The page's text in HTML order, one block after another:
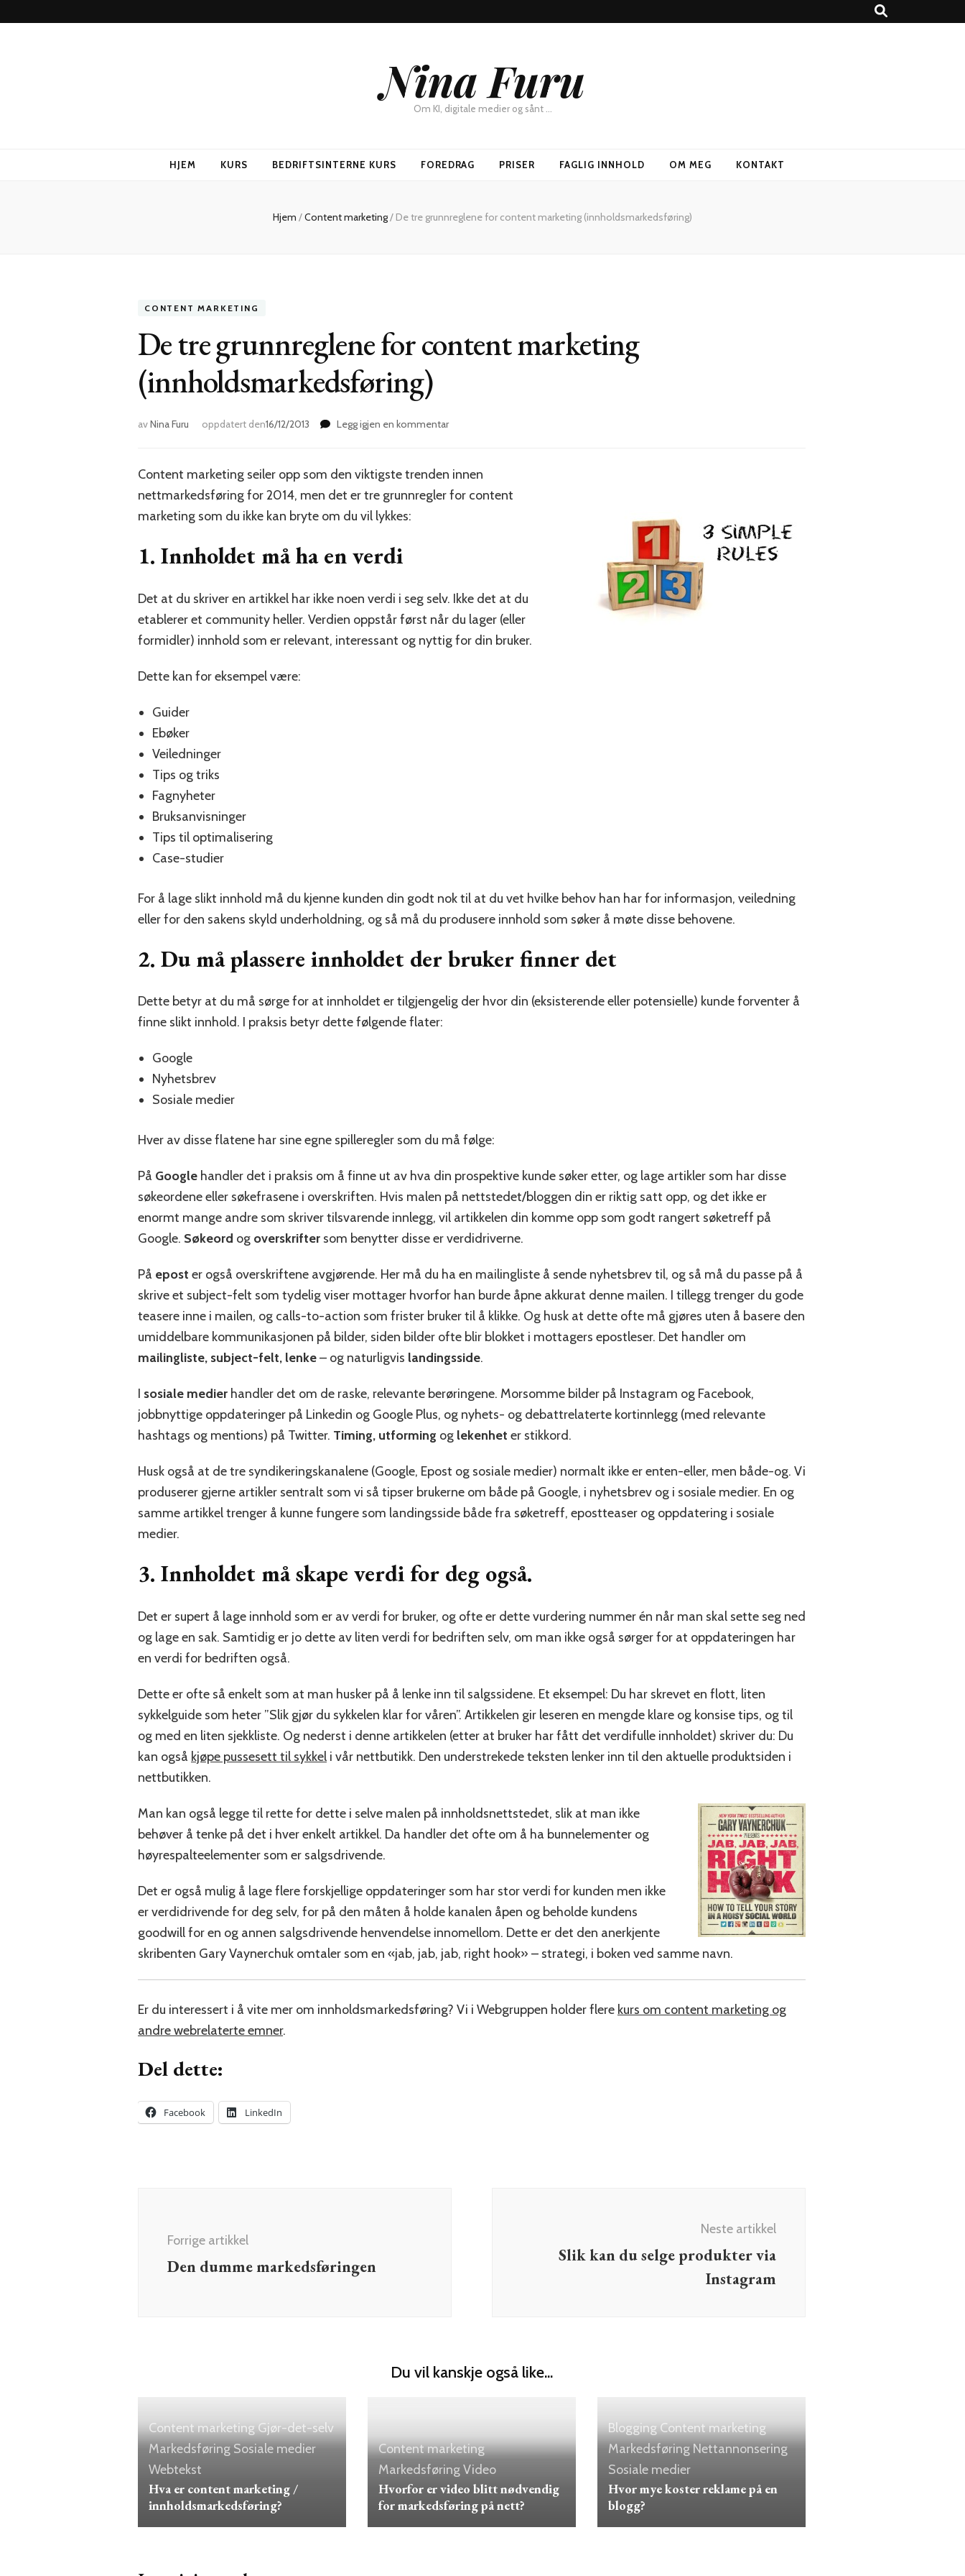
Nina Furu
Om KI, digitale medier og sånt …
HJEM KURS BEDRIFTSINTERNE KURS FOREDRAG PRISER FAGLIG INNHOLD OM MEG KONTAKT
Hjem /Content marketing/ De tre grunnreglene for content marketing (innholdsmarkedsføring)
CONTENT MARKETING
De tre grunnreglene for content marketing
(innholdsmarkedsføring)
avNina Furu oppdatert den16/12/2013 Legg igjen en kommentartil
grunnreglene
content
Content marketing seiler opp som den viktigste trenden innen
nettmarkedsføring for 2014, men det er tre grunnregler for content
marketing som du ikke kan bryte om du vil lykkes:
1. Innholdet må ha en verdi
Det at du skriver en artikkel har ikke noen verdi i seg selv. Ikke det at du
etablerer et community heller. Verdien oppstår først når du lager (eller
formidler) innhold som er relevant, interessant og nyttig for din bruker.
Dette kan for eksempel være:
Guider
Ebøker
Veiledninger
Tips og triks
Fagnyheter
Bruksanvisninger
Tips til optimalisering
Case-studier
For å lage slikt innhold må du kjenne kunden din godt nok til at du vet hvilke behov han har for informasjon, veiledning
eller for den sakens skyld underholdning, og så må du produsere innhold som søker å møte disse behovene.
2. Du må plassere innholdet der bruker finner det
Dette betyr at du må sørge for at innholdet er tilgjengelig der hvor din (eksisterende eller potensielle) kunde forventer å
finne slikt innhold. I praksis betyr dette følgende flater:
Google
Nyhetsbrev
Sosiale medier
Hver av disse flatene har sine egne spilleregler som du må følge:
På Google handler det i praksis om å finne ut av hva din prospektive kunde søker etter, og lage artikler som har disse
søkeordene eller søkefrasene i overskriften. Hvis malen på nettstedet/bloggen din er riktig satt opp, og det ikke er
enormt mange andre som skriver tilsvarende innlegg, vil artikkelen din komme opp som godt rangert søketreff på
Google. Søkeord og overskrifter som benytter disse er verdidriverne.
På epost er også overskriftene avgjørende. Her må du ha en mailingliste å sende nyhetsbrev til, og så må du passe på å
skrive et subject-felt som tydelig viser mottager hvorfor han burde åpne akkurat denne mailen. I tillegg trenger du gode
teasere inne i mailen, og calls-to-action som frister bruker til å klikke. Og husk at dette ofte må gjøres uten å basere den
umiddelbare kommunikasjonen på bilder, siden bilder ofte blir blokket i mottagers epostleser. Det handler om
mailingliste, subject-felt, lenke– og naturligvis landingsside.
I sosiale medier handler det om de raske, relevante berøringene. Morsomme bilder på Instagram og Facebook,
jobbnyttige oppdateringer på Linkedin og Google Plus, og nyhets- og debattrelaterte kortinnlegg (med relevante
hashtags og mentions) på Twitter. Timing, utforming og lekenhet er stikkord.
Husk også at de tre syndikeringskanalene (Google, Epost og sosiale medier) normalt ikke er enten-eller, men både-og. Vi
produserer gjerne artikler sentralt som vi så tipser brukerne om både på Google, i nyhetsbrev og i sosiale medier. En og
samme artikkel trenger å kunne fungere som landingsside både fra søketreff, epostteaser og oppdatering i sosiale
medier.
3. Innholdet må skape verdi for deg også.
Det er supert å lage innhold som er av verdi for bruker, og ofte er dette vurdering nummer én når man skal sette seg ned
og lage en sak. Samtidig er jo dette av liten verdi for bedriften selv, om man ikke også sørger for at oppdateringen har
en verdi for bedriften også.
Dette er ofte så enkelt som at man husker på å lenke inn til salgssidene. Et eksempel: Du har skrevet en flott, liten
sykkelguide som heter ”Slik gjør du sykkelen klar for våren”. Artikkelen gir leseren en mengde klare og konsise tips, og til
og med en liten sjekkliste. Og nederst i denne artikkelen (etter at bruker har fått det verdifulle innholdet) skriver du: Du
kan også kjøpe pussesett til sykkel i vår nettbutikk. Den understrekede teksten lenker inn til den aktuelle produktsiden i
nettbutikken.
Man kan også legge til rette for dette i selve malen på innholdsnettstedet, slik at man ikke
behøver å tenke på det i hver enkelt artikkel. Da handler det ofte om å ha bunnelementer og
høyrespalteelementer som er salgsdrivende.
Det er også mulig å lage flere forskjellige oppdateringer som har stor verdi for kunden men ikke
er verdidrivende for deg selv, for på den måten å holde kanalen åpen og beholde kundens
goodwill for en og annen salgsdrivende henvendelse innomellom. Dette er det den anerkjente
skribenten Gary Vaynerchuk omtaler som en «jab, jab, jab, right hook» – strategi, i boken ved samme navn.
Er du interessert i å vite mer om innholdsmarkedsføring? Vi i Webgruppen holder flere kurs om content marketing og
andre webrelaterte emner.
Del dette:
Facebook LinkedIn
Forrige artikkel
Den dumme markedsføringen
Neste artikkel
Slik kan du selge produkter via
Instagram
Du vil kanskje også like...
Content marketingGjør-det-selv
Markedsføring Sosiale medier
Webtekst
Hva er content marketing /
innholdsmarkedsføring?
Content marketing
MarkedsføringVideo
Hvorfor er video blitt nødvendig
for markedsføring på nett?
BloggingContent marketing
Markedsføring Nettannonsering
Sosiale medier
Hvor mye koster reklame på en
blogg?